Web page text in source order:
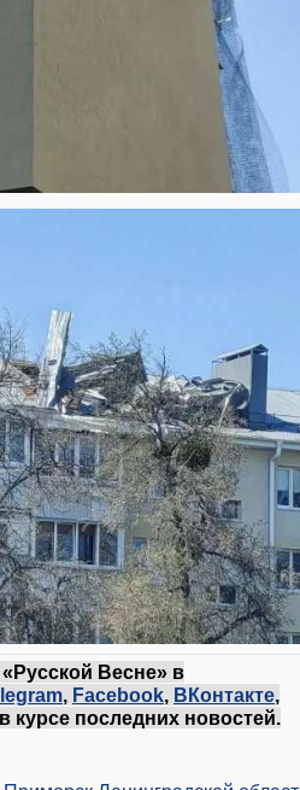
Весне» в
Facebook ВКонтакте
курсе последних новостей.